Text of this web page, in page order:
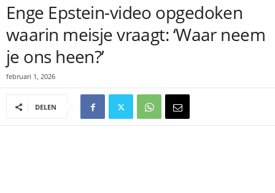
Enge Epstein-video opgedoken
waarin meisje vraagt: ‘Waar neem
je ons heen?’
februari 1, 2026
DELEN